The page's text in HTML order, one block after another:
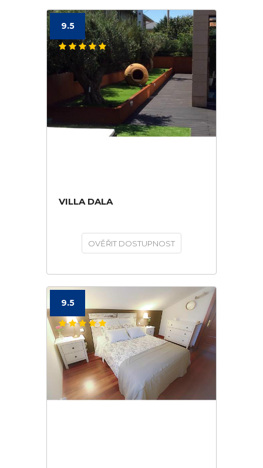
9.5
VILLA DALA
OVĚŘIT DOSTUPNOST
9.5